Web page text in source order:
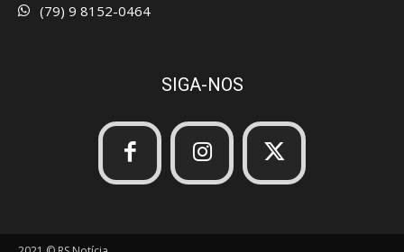
(79) 9 8152-0464
SIGA-NOS